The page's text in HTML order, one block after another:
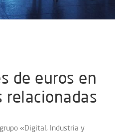
de euros en
«Digital, Industria y